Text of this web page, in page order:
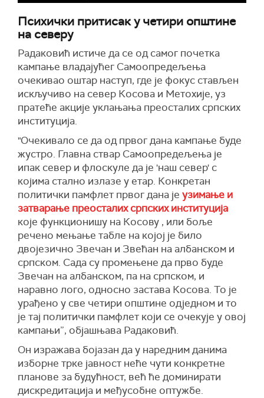
Психички притисак у четири општине
на северу
Радаковић истиче да се од самог почетка
кампање владајућег Самоопредељења
очекивао оштар наступ, где је фокус стављен
искључиво на север Косова и Метохије, уз
пратеће акције уклањања преосталих српских
институција.
"Очекивало се да од првог дана кампање буде
жустро. Главна ствар Самоопредељења је
ипак север и флоскуле да је 'наш север' с
којима стално излазе у етар. Конкретан
политички памфлет првог дана је узимање и
затварање преосталих српских институција
које функционишу на Косову , или боље
речено мењање табле на којој је било
двојезично Звечан и Звећан на албанском и
српском. Сада су промењене да прво буде
Звечан на албанском, па на српском, и
наравно лого, односно застава Косова. То је
урађено у све четири општине одједном и то
је тај политички памфлет који се очекује у овој
кампањи”, објашњава Радаковић.
Он изражава бојазан да у наредним данима
изборне трке јавност неће чути конкретне
планове за будућност, већ ће доминирати
дискредитација и међусобне оптужбе.